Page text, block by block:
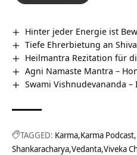
Hinter jeder Energie ist
Tiefe Ehrerbietung an
Heilmantra Rezitation für
Agni Namaste Mantra –
Swami Vishnudevananda
TAGGED: Karma Karma Podcast
Shankaracharya Vedanta Viveka